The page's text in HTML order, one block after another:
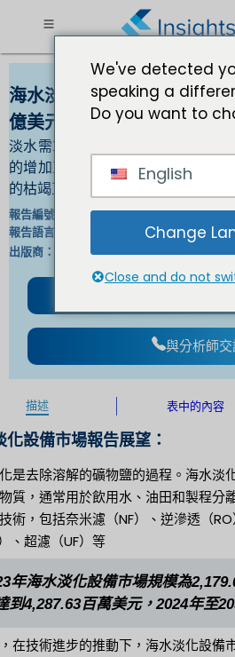
海水淡化設備市場到2030年
億美元
淡水需求的增加正在推動海水淡化
的增加正在推動海水淡化設備市
的枯竭正在推動對海水淡化設備的需
報告編號： IL_1337 |
報告語言： 英文/日文/法文/德文 |
出版商： 白細胞介素 |格式 ：
與分析師交
描述 表中的內容
化設備市場報告展望：
是去除溶解的礦物鹽的過程。海水淡
質，通常用於飲用水、油田和製程分
術，包括奈米濾（NF）、逆滲透（
、超濾（UF）等
年海水淡化設備市場規模為
到4,287.63百萬美元，2024年至
在技術進步的推動下，海水淡化設備
We've detected
speaking a
Do you want to
English
Change
Close and do not